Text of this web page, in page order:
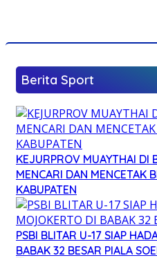
Berita Sport
KEJURPROV MUAYTHAI DI
MENCARI DAN MENCETAK
KABUPATEN
PSBI BLITAR U-17 SIAP
BABAK 32 BESAR PIALA